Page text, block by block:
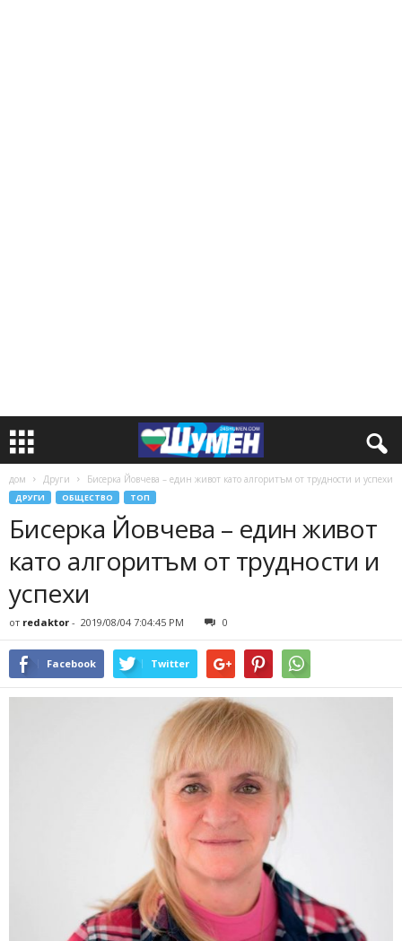
дом Други Бисерка Йовчева – един живот като алгоритъм от трудности и успехи
ДРУГИ ОБЩЕСТВО ТОП
Бисерка Йовчева – един живот
като алгоритъм от трудности и
успехи
от redaktor - 2019/08/04 7:04:45 PM 0
Facebook Twitter